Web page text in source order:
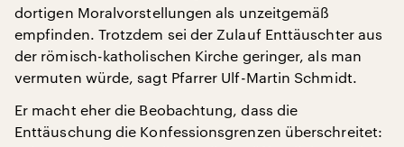
dortigen Moralvorstellungen als unzeitgemäß
empfinden. Trotzdem sei der Zulauf Enttäuschter aus
der römisch-katholischen Kirche geringer, als man
vermuten würde, sagt Pfarrer Ulf-Martin Schmidt.
Er macht eher die Beobachtung, dass die
Enttäuschung die Konfessionsgrenzen überschreitet: